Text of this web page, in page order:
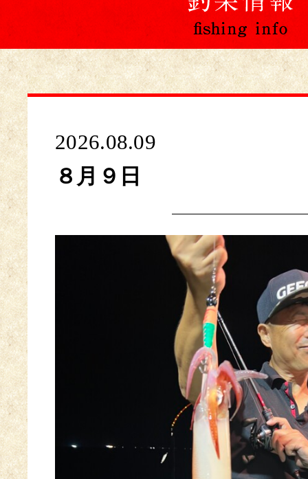
2026.08.09
８月９日